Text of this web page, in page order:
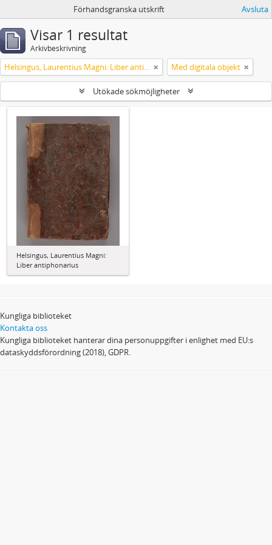
Förhandsgranska utskrift Avsluta
Visar 1 resultat
Arkivbeskrivning
Helsingus, Laurentius Magni: Liber antiphonarius Med digitala objekt
Utökade sökmöjligheter
Helsingus, Laurentius Magni:
Liber antiphonarius
Kungliga biblioteket
Kontakta oss
Kungliga biblioteket hanterar dina personuppgifter i enlighet med EU:s
dataskyddsförordning (2018), GDPR.